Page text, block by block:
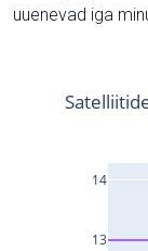
uuenevad iga